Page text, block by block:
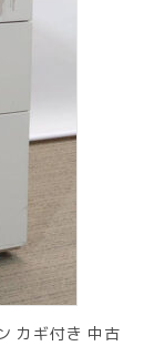
カギ付き 中古